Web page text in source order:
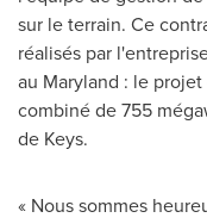
sur le terrain. Ce
réalisés par
au Maryland : le
combiné de 755
de Keys.
« Nous sommes